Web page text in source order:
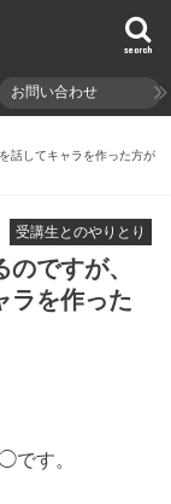
search
お問い合わせ
話してキャラを作った方が
受講生とのやりとり
ですが、
ラを作った
です。